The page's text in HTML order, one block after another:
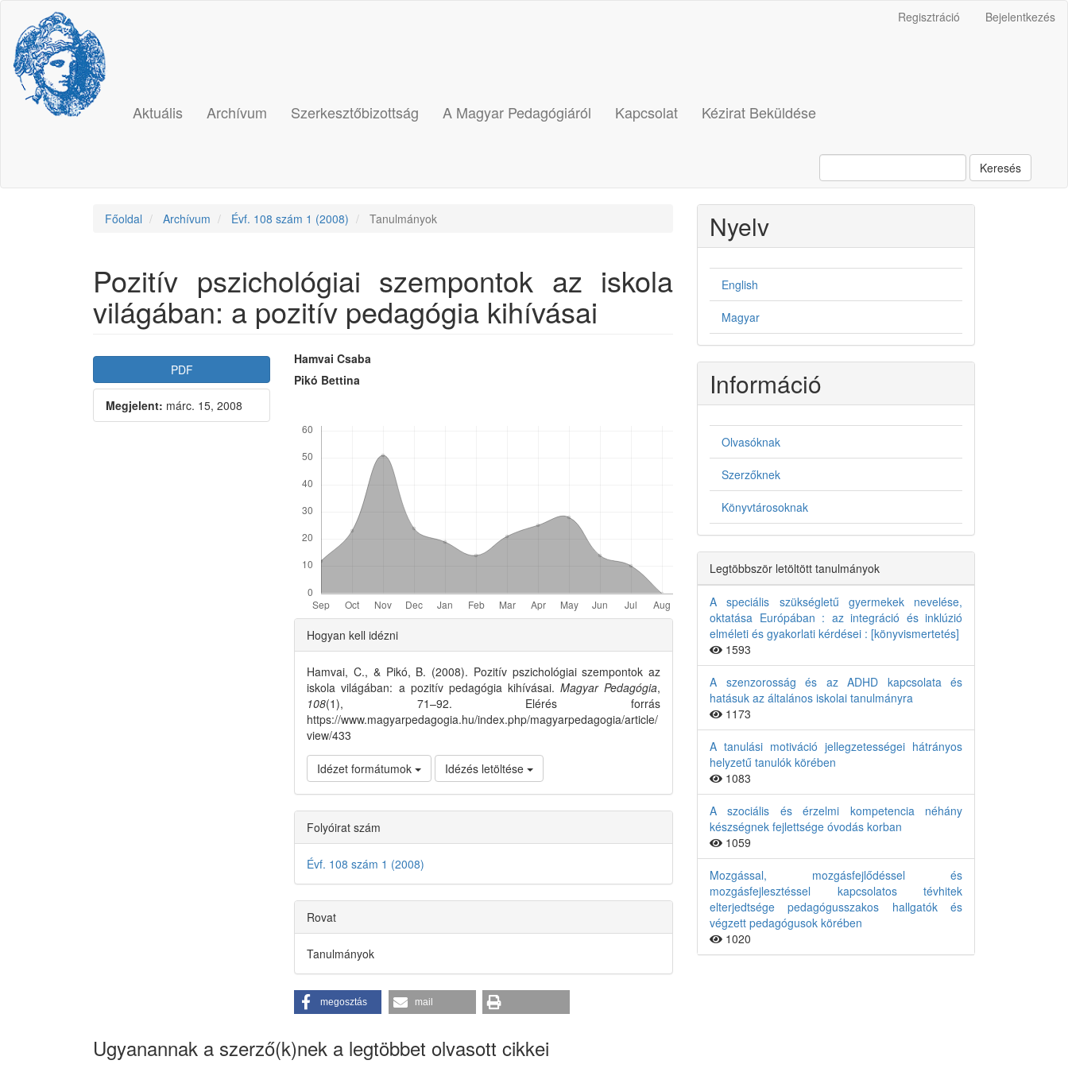
Navigation
Main
Content
Sidebar
Regisztráció Bejelentkezés
Aktuális Archívum Szerkesztőbizottság A Magyar Pedagógiáról Kapcsolat Kézirat Beküldése
Keresés
Főoldal Archívum Évf. 108 szám 1 (2008) Tanulmányok
Pozitív pszichológiai szempontok az iskola
világában: a pozitív pedagógia kihívásai
Article
Sidebar
PDF
Megjelent: márc. 15, 2008
Main
Article
Hamvai Csaba
Pikó Bettina
Article
Details
Hogyan kell idézni
Hamvai, C., & Pikó, B. (2008). Pozitív pszichológiai szempontok az
iskola világában: a pozitív pedagógia kihívásai. Magyar Pedagógia,
108(1), 71–92. Elérés forrás
https://www.magyarpedagogia.hu/index.php/magyarpedagogia/article/
view/433
Idézet formátumok Idézés letöltése
Folyóirat szám
Évf. 108 szám 1 (2008)
Rovat
Tanulmányok
megosztás mail
Ugyanannak a szerző(k)nek a legtöbbet olvasott cikkei
Nyelv
English
Magyar
Információ
Olvasóknak
Szerzőknek
Könyvtárosoknak
Legtöbbször letöltött tanulmányok
A speciális szükségletű gyermekek nevelése,
oktatása Európában : az integráció és inklúzió
elméleti és gyakorlati kérdései : [könyvismertetés]
1593
A szenzorosság és az ADHD kapcsolata és
hatásuk az általános iskolai tanulmányra
1173
A tanulási motiváció jellegzetességei hátrányos
helyzetű tanulók körében
1083
A szociális és érzelmi kompetencia néhány
készségnek fejlettsége óvodás korban
1059
Mozgással, mozgásfejlődéssel és
mozgásfejlesztéssel kapcsolatos tévhitek
elterjedtsége pedagógusszakos hallgatók és
végzett pedagógusok körében
1020